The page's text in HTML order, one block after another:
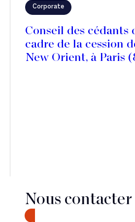
Corporate
Conseil des cédants
cadre de la cession
New Orient, à Paris
Nous contacter